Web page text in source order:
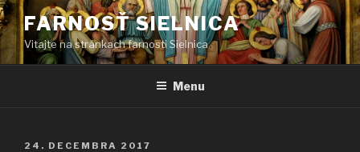
Prejsť
na
obsah
FARNOSŤ SIELNICA
Vitajte na stránkach farnosti Sielnica
Menu
PUBLIKOVANÉ
24. DECEMBRA 2017